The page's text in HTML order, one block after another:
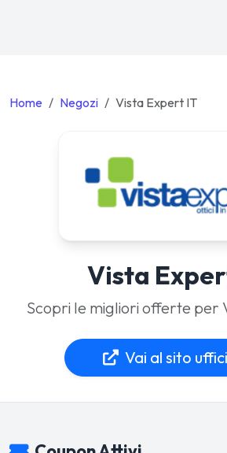
Home Negozi Vista Expert IT
Vista
Scopri le migliori offerte per
Vai al sito